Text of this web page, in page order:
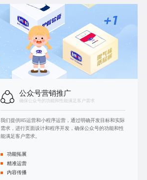
公众号营销推广
确保公众号的功能和性能满足客户需求
我们提供H5运营和小程序运营 ，通过明确开发目标和实际
需求，进行页面设计和程序开发，确保公众号的功能和性
能满足客户需求。
功能拓展
精准运营
内容传播